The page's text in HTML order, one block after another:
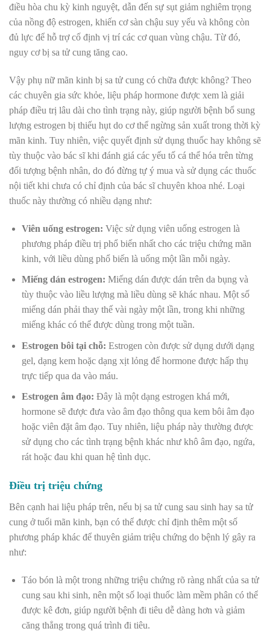
điều hòa chu kỳ kinh nguyệt, dẫn đến sự sụt giảm nghiêm trọng
của nồng độ estrogen, khiến cơ sàn chậu suy yếu và không còn
đủ lực để hỗ trợ cố định vị trí các cơ quan vùng chậu. Từ đó,
nguy cơ bị sa tử cung tăng cao.
Vậy phụ nữ mãn kinh bị sa tử cung có chữa được không? Theo
các chuyên gia sức khỏe, liệu pháp hormone được xem là giải
pháp điều trị lâu dài cho tình trạng này, giúp người bệnh bổ sung
lượng estrogen bị thiếu hụt do cơ thể ngừng sản xuất trong thời kỳ
mãn kinh. Tuy nhiên, việc quyết định sử dụng thuốc hay không sẽ
tùy thuộc vào bác sĩ khi đánh giá các yếu tố cá thể hóa trên từng
đối tượng bệnh nhân, do đó đừng tự ý mua và sử dụng các thuốc
nội tiết khi chưa có chỉ định của bác sĩ chuyên khoa nhé. Loại
thuốc này thường có nhiều dạng như:
Viên uống estrogen: Việc sử dụng viên uống estrogen là
phương pháp điều trị phổ biến nhất cho các triệu chứng mãn
kinh, với liều dùng phổ biến là uống một lần mỗi ngày.
Miếng dán estrogen: Miếng dán được dán trên da bụng và
tùy thuộc vào liều lượng mà liều dùng sẽ khác nhau. Một số
miếng dán phải thay thế vài ngày một lần, trong khi những
miếng khác có thể được dùng trong một tuần.
Estrogen bôi tại chỗ: Estrogen còn được sử dụng dưới dạng
gel, dạng kem hoặc dạng xịt lỏng để hormone được hấp thụ
trực tiếp qua da vào máu.
Estrogen âm đạo: Đây là một dạng estrogen khá mới,
hormone sẽ được đưa vào âm đạo thông qua kem bôi âm đạo
hoặc viên đặt âm đạo. Tuy nhiên, liệu pháp này thường được
sử dụng cho các tình trạng bệnh khác như khô âm đạo, ngứa,
rát hoặc đau khi quan hệ tình dục.
Điều trị triệu chứng
Bên cạnh hai liệu pháp trên, nếu bị sa tử cung sau sinh hay sa tử
cung ở tuổi mãn kinh, bạn có thể được chỉ định thêm một số
phương pháp khác để thuyên giảm triệu chứng do bệnh lý gây ra
như:
Táo bón là một trong những triệu chứng rõ ràng nhất của sa tử
cung sau khi sinh, nên một số loại thuốc làm mềm phân có thể
được kê đơn, giúp người bệnh đi tiêu dễ dàng hơn và giảm
căng thẳng trong quá trình đi tiêu.